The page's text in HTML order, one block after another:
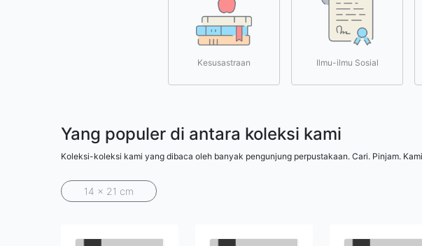
Kesusastraan Ilmu-ilmu Sosial
Yang populer di antara koleksi kami
Koleksi-koleksi kami yang dibaca oleh banyak pengunjung perpustakaan. Cari. Pinjam.
14 x 21 cm